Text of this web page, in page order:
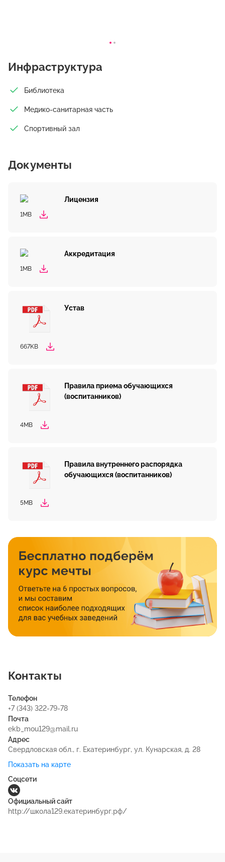
Инфраструктура
Библиотека
Медико-санитарная часть
Спортивный зал
Документы
Лицензия
1MB
Аккредитация
1MB
Устав
667KB
Правила приема обучающихся
(воспитанников)
4MB
Правила внутреннего распорядка
обучающихся (воспитанников)
5MB
Контакты
Телефон
+7 (343) 322-79-78
Почта
ekb_mou129@mail.ru
Адрес
Свердловская обл., г. Екатеринбург, ул. Кунарская, д. 28
Показать на карте
Соцсети
Официальный сайт
http://школа129.екатеринбург.рф/